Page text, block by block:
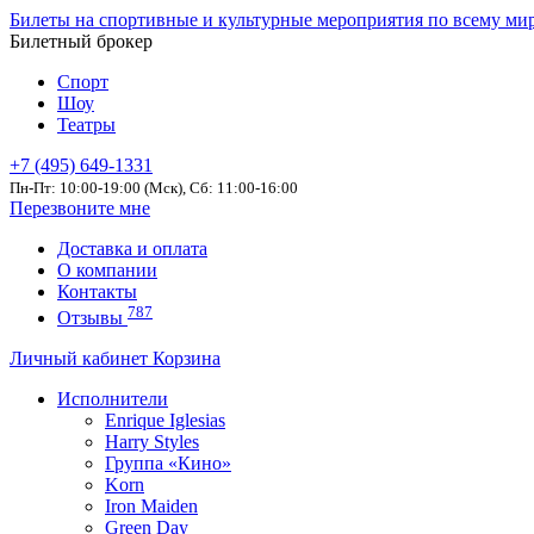
Билеты на спортивные и культурные мероприятия по всему
Билетный брокер
Спорт
Шоу
Театры
+7 (495) 649-1331
Пн-Пт: 10:00-19:00 (Мск), Сб: 11:00-16:00
Перезвоните мне
Доставка и оплата
О компании
Контакты
Отзывы 787
Личный кабинет Корзина
Исполнители
Enrique Iglesias
Harry Styles
Группа «Кино»
Korn
Iron Maiden
Green Day